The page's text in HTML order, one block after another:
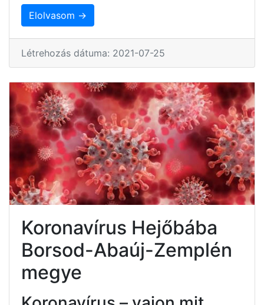
Elolvasom →
Létrehozás dátuma: 2021-07-25
Koronavírus Hejőbába
Borsod-Abaúj-Zemplén
megye